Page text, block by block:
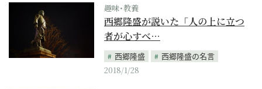
趣味･教養
西郷隆盛が説いた「人の上に立つ
者が心すべ…
西郷隆盛
西郷隆盛の名言
2018/1/28